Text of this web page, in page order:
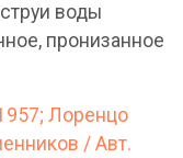
воды
пронизанное
Лоренцо
/ Авт.